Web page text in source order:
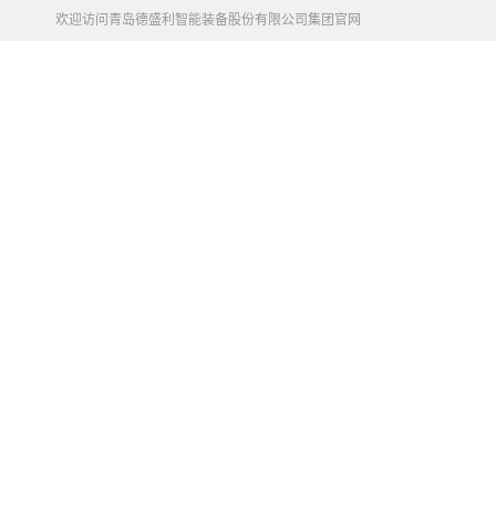
欢迎访问青岛德盛利智能装备股份有限公司集团官网